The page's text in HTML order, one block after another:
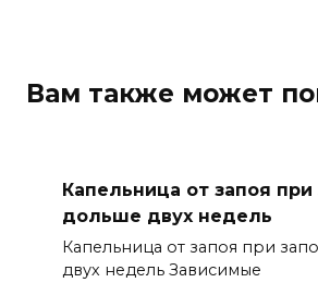
Вам также может
Капельница от запоя при
дольше двух недель
Капельница от запоя при
двух недель Зависимые